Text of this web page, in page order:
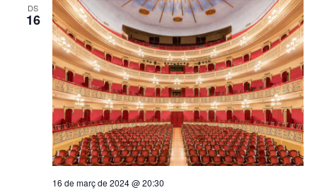
i
c
e
r
c
a
d
'
l
i
t
z
a
c
i
o
DS
16
16 de març de 2024 @ 20:30